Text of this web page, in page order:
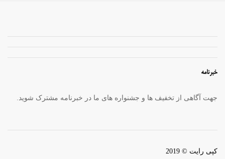
خبرنامه
جهت آگاهی از تخفیف ها و جشنواره های ما در خبرنامه مشترک شوید.
کپی رایت © 2019